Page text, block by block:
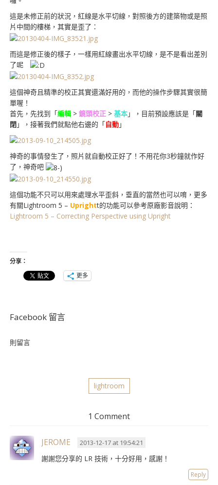
這是未修正前的狀況，紅線是水平切線，對照後方的建築物或是照
片中間的樓梯，其實是歪了：
而這是修正後的樣子，一樣用紅線畫出水平切線，是不是看出差別
了呢
這個神奇且精準的校正其實還滿好用的，而他的操作步驟其實很簡
單喔！
首先，先找到「編輯 > 鏡頭校正 > 基本」，目前預設應該是「關
閉」，接著我們就點他右邊的「自動」
神奇的事情發生了，照片就自動校正好了！不用花你3秒鐘就作好
了，神奇吧
這個功能不只可以用來處理水平歪斜，垂直的當然也可以唷，更多
有關Lightroom 5 – Uprightt的功能可以參考原廠影音說明：
Lightroom 5 – Correcting Perspective using Upright
分享：
更多
Facebook 留言
則留言
lightroom
1 Comment
JEROME 2013-12-17 at 19:54:21
謝謝您分享的 LR 技術，十分好用，感謝！
Reply